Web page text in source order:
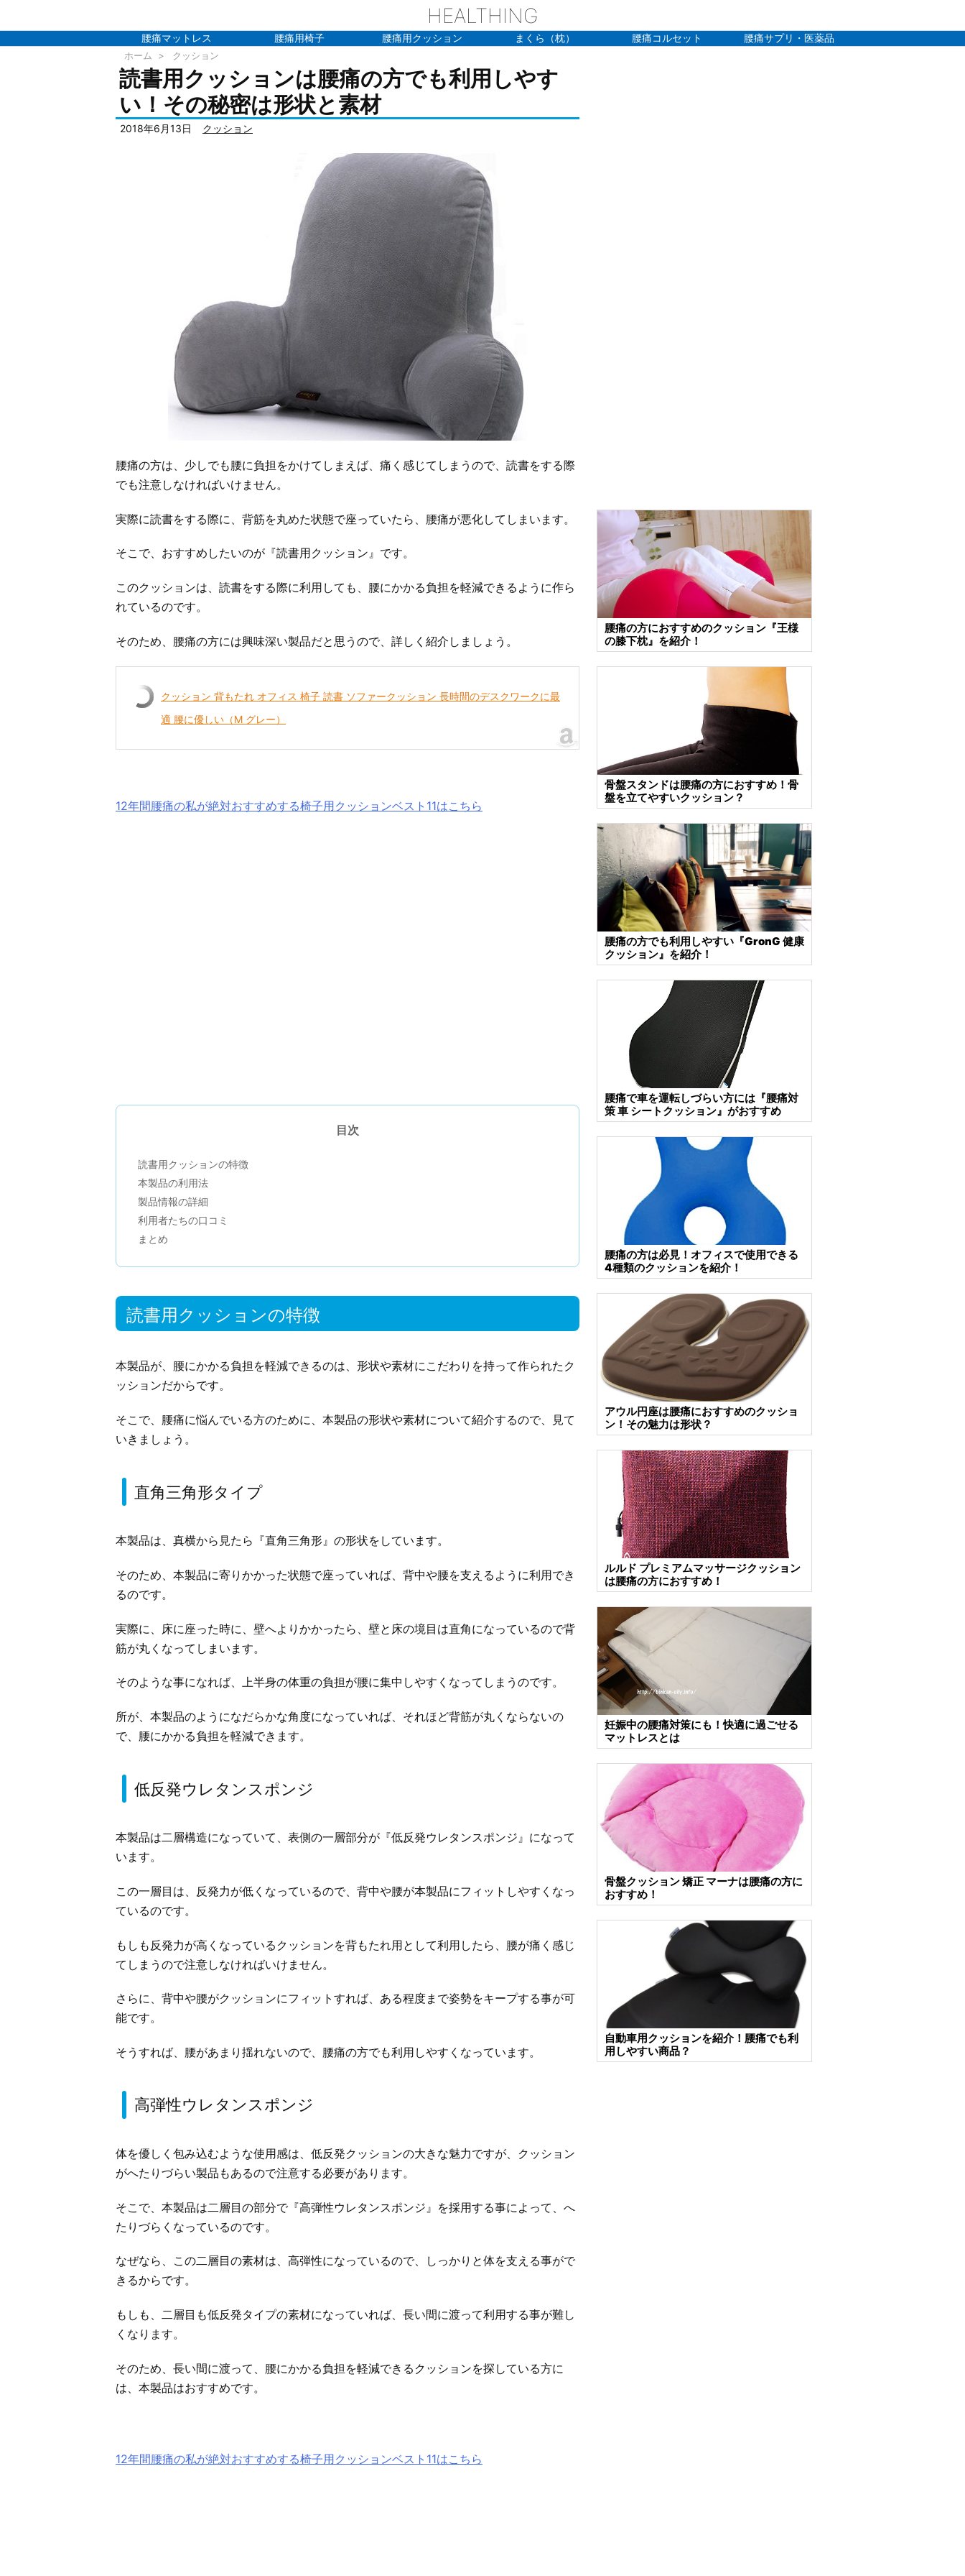
HEALTHING
腰痛マットレス 腰痛用椅子 腰痛用クッション まくら（枕） 腰痛コルセット 腰痛サプリ・医薬品
ホーム > クッション
読書用クッションは腰痛の方でも利用しやす
い！その秘密は形状と素材
2018年6月13日 クッション
腰痛の方は、少しでも腰に負担をかけてしまえば、痛く感じてしまうので、読書をする際
でも注意しなければいけません。
実際に読書をする際に、背筋を丸めた状態で座っていたら、腰痛が悪化してしまいます。
そこで、おすすめしたいのが『読書用クッション』です。
このクッションは、読書をする際に利用しても、腰にかかる負担を軽減できるように作ら
れているのです。
そのため、腰痛の方には興味深い製品だと思うので、詳しく紹介しましょう。
クッション 背もたれ オフィス 椅子 読書 ソファークッション 長時間のデスクワークに最
適 腰に優しい（Ⅿ グレー）
12年間腰痛の私が絶対おすすめする椅子用クッションベスト11はこちら
目次
読書用クッションの特徴
本製品の利用法
製品情報の詳細
利用者たちの口コミ
まとめ
読書用クッションの特徴
本製品が、腰にかかる負担を軽減できるのは、形状や素材にこだわりを持って作られたク
ッションだからです。
そこで、腰痛に悩んでいる方のために、本製品の形状や素材について紹介するので、見て
いきましょう。
直角三角形タイプ
本製品は、真横から見たら『直角三角形』の形状をしています。
そのため、本製品に寄りかかった状態で座っていれば、背中や腰を支えるように利用でき
るのです。
実際に、床に座った時に、壁へよりかかったら、壁と床の境目は直角になっているので背
筋が丸くなってしまいます。
そのような事になれば、上半身の体重の負担が腰に集中しやすくなってしまうのです。
所が、本製品のようになだらかな角度になっていれば、それほど背筋が丸くならないの
で、腰にかかる負担を軽減できます。
低反発ウレタンスポンジ
本製品は二層構造になっていて、表側の一層部分が『低反発ウレタンスポンジ』になって
います。
この一層目は、反発力が低くなっているので、背中や腰が本製品にフィットしやすくなっ
ているのです。
もしも反発力が高くなっているクッションを背もたれ用として利用したら、腰が痛く感じ
てしまうので注意しなければいけません。
さらに、背中や腰がクッションにフィットすれば、ある程度まで姿勢をキープする事が可
能です。
そうすれば、腰があまり揺れないので、腰痛の方でも利用しやすくなっています。
高弾性ウレタンスポンジ
体を優しく包み込むような使用感は、低反発クッションの大きな魅力ですが、クッション
がへたりづらい製品もあるので注意する必要があります。
そこで、本製品は二層目の部分で『高弾性ウレタンスポンジ』を採用する事によって、へ
たりづらくなっているのです。
なぜなら、この二層目の素材は、高弾性になっているので、しっかりと体を支える事がで
きるからです。
もしも、二層目も低反発タイプの素材になっていれば、長い間に渡って利用する事が難し
くなります。
そのため、長い間に渡って、腰にかかる負担を軽減できるクッションを探している方に
は、本製品はおすすめです。
12年間腰痛の私が絶対おすすめする椅子用クッションベスト11はこちら
腰痛の方におすすめのクッション『王様
の膝下枕』を紹介！
骨盤スタンドは腰痛の方におすすめ！骨
盤を立てやすいクッション？
腰痛の方でも利用しやすい『GronG 健康
クッション』を紹介！
腰痛で車を運転しづらい方には『腰痛対
策 車 シートクッション』がおすすめ
腰痛の方は必見！オフィスで使用できる
4種類のクッションを紹介！
アウル円座は腰痛におすすめのクッショ
ン！その魅力は形状？
ルルド プレミアムマッサージクッション
は腰痛の方におすすめ！
妊娠中の腰痛対策にも！快適に過ごせる
マットレスとは
骨盤クッション 矯正 マーナは腰痛の方に
おすすめ！
自動車用クッションを紹介！腰痛でも利
用しやすい商品？